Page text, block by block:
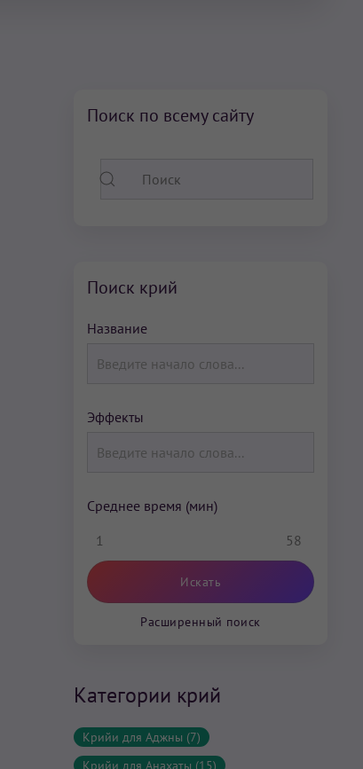
Поиск по всему сайту
Поиск крий
Название
Эффекты
Среднее время (мин)
1
58
Расширенный поиск
Категории крий
Крийи для Аджны (7)